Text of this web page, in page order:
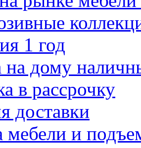
1 год
на дому
в рассрочку
доставки
мебели и